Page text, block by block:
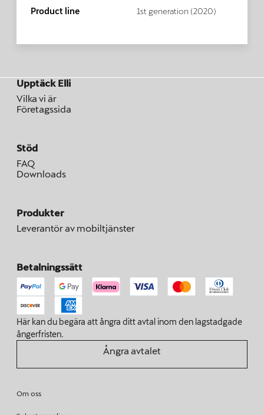
Product line 1st generation (2020)
Upptäck Elli
Vilka vi är
Företagssida
Stöd
FAQ
Downloads
Produkter
Leverantör av mobiltjänster
Betalningssätt
Här kan du begära att ångra ditt avtal inom den lagstadgade
ångerfristen.
Ångra avtalet
Om oss